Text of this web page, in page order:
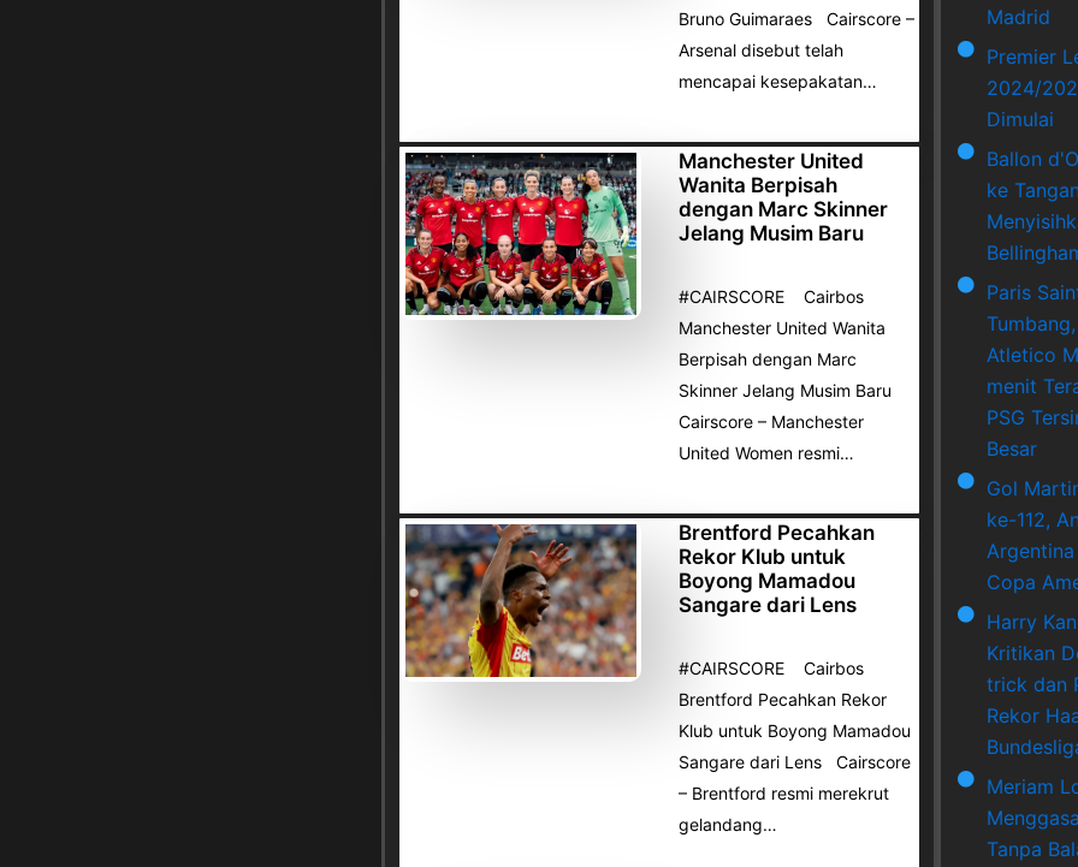
Bruno Guimaraes Cairscore –
Arsenal disebut telah
mencapai kesepakatan…
Manchester United
Wanita Berpisah
dengan Marc Skinner
Jelang Musim Baru
#CAIRSCORE Cairbos
Manchester United Wanita
Berpisah dengan Marc
Skinner Jelang Musim Baru
Cairscore – Manchester
United Women resmi…
Brentford Pecahkan
Rekor Klub untuk
Boyong Mamadou
Sangare dari Lens
#CAIRSCORE Cairbos
Brentford Pecahkan Rekor
Klub untuk Boyong Mamadou
Sangare dari Lens Cairscore
– Brentford resmi merekrut
gelandang…
Madrid
Premier
2024/
Dimulai
Ballon
ke
Paris
Atletico
menit
PSG
Besar
Gol
ke-112,
Copa
Harry
Kritikan
trick dan
Rekor
Meriam
Tanpa